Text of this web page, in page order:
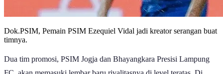
Dok.PSIM, Pemain PSIM Ezequiel Vidal jadi kreator serangan buat
timnya.
Dua tim promosi, PSIM Jogja dan Bhayangkara Presisi Lampung